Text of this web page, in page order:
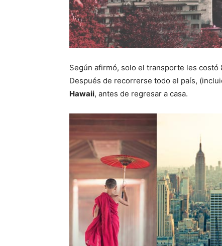
Según afirmó, solo el transporte les
Después de recorrerse todo el país,
Hawaii, antes de regresar a casa.